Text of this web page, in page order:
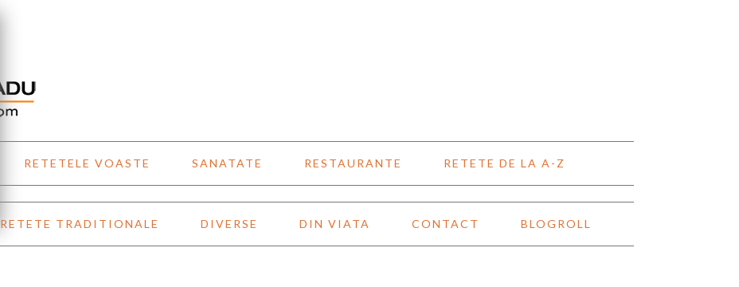
RETETELE VOASTE SANATATE RESTAURANTE RETETE DE LA A-Z
RETETE TRADITIONALE DIVERSE DIN VIATA CONTACT BLOGROLL